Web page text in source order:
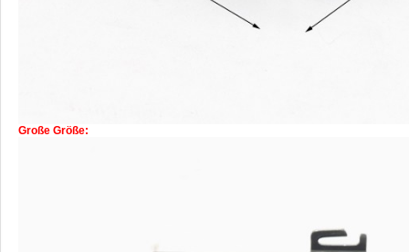
Große Größe: